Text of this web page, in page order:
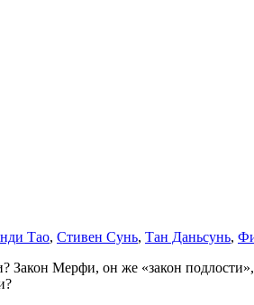
Тао, Стивен Сунь, Тан Даньсунь,
Мерфи, он же «закон